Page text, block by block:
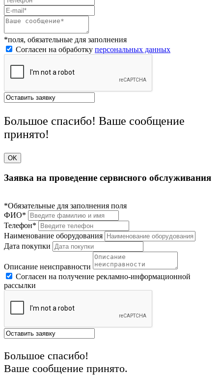
*поля, обязательные для заполнения
Согласен на обработку персональных данных
Большое спасибо! Ваше сообщение
принято!
OK
Заявка на проведение сервисного обслуживания
*Обязательные для заполнения поля
ФИО*
Телефон*
Наименование оборудования
Дата покупки
Описание неисправности
Согласен на получение рекламно-информационной
рассылки
Большое спасибо!
Ваше сообщение принято.